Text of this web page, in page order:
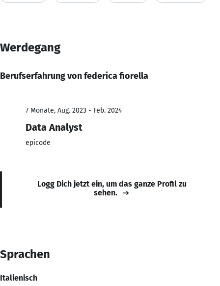
Werdegang
Berufserfahrung von federica fiorella
7 Monate, Aug. 2023 - Feb. 2024
Data Analyst
epicode
Logg Dich jetzt ein, um das ganze Profil zu
sehen.
Sprachen
Italienisch